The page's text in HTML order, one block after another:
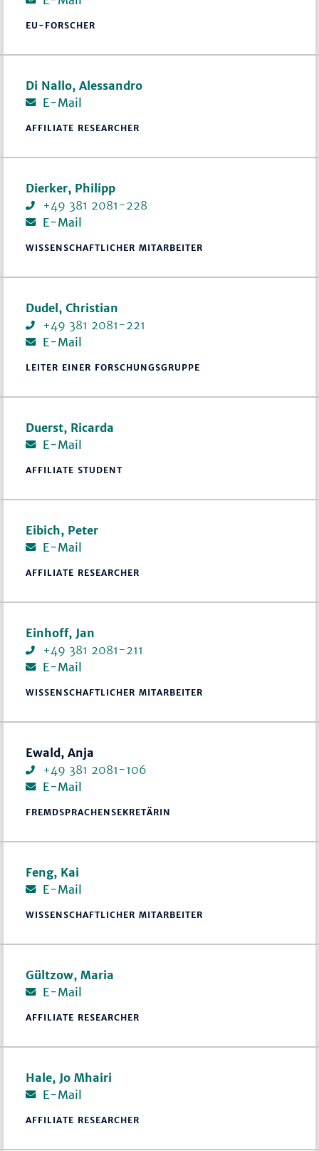
EU-FORSCHER
Di Nallo, Alessandro
E-Mail
AFFILIATE RESEARCHER
Dierker, Philipp
+49 381 2081-228
E-Mail
WISSENSCHAFTLICHER MITARBEITER
Dudel, Christian
+49 381 2081-221
E-Mail
LEITER EINER FORSCHUNGSGRUPPE
Duerst, Ricarda
E-Mail
AFFILIATE STUDENT
Eibich, Peter
E-Mail
AFFILIATE RESEARCHER
Einhoff, Jan
+49 381 2081-211
E-Mail
WISSENSCHAFTLICHER MITARBEITER
Ewald, Anja
+49 381 2081-106
E-Mail
FREMDSPRACHENSEKRETÄRIN
Feng, Kai
E-Mail
WISSENSCHAFTLICHER MITARBEITER
Gültzow, Maria
E-Mail
AFFILIATE RESEARCHER
Hale, Jo Mhairi
E-Mail
AFFILIATE RESEARCHER